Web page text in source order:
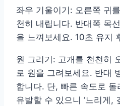
좌우 기울이기: 오른쪽 귀
천히 내립니다. 반대쪽 목
을 느껴보세요. 10초 유지
원 그리기: 고개를 천천히
로 원을 그려보세요. 반대
합니다. 단, 빠른 속도로
유발할 수 있으니 ‘느리게,